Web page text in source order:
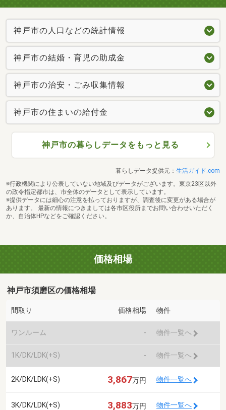
神戸市の人口などの統計情報
神戸市の結婚・育児の助成金
神戸市の治安・ごみ収集情報
神戸市の住まいの給付金
神戸市の暮らしデータをもっと見る
暮らしデータ提供元： 生活ガイド.com
※行政機関により公表していない地域及びデータがございます。東京23区以外
の政令指定都市は、市全体のデータとして表示しています。
※提供データには細心の注意を払っておりますが、調査後に変更がある場合が
あります。 最新の情報につきましては各市区役所までお問い合わせいただく
か、自治体HPなどをご確認ください。
価格相場
神戸市須磨区の価格相場
間取り 価格相場 物件
ワンルーム - 物件一覧へ
1K/DK/LDK(+S) - 物件一覧へ
2K/DK/LDK(+S) 3,867万円 物件一覧へ
3K/DK/LDK(+S) 3,883万円 物件一覧へ